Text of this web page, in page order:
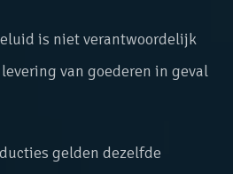
is niet verantwoordelijk
van goederen in geval
gelden dezelfde